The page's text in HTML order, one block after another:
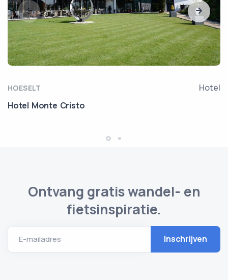
HOESELT
Hotel
Hotel Monte Cristo
Ontvang gratis wandel- en
fietsinspiratie.
E-mailadres